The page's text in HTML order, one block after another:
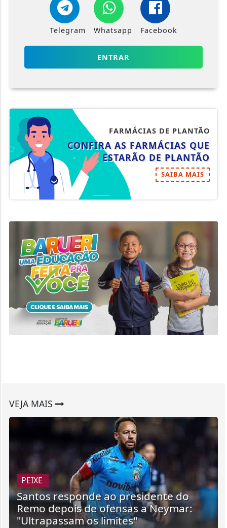
Telegram Whatsapp Facebook
ENTRAR
FARMÁCIAS DE PLANTÃO
CONFIRA AS FARMÁCIAS QUE
ESTARÃO DE PLANTÃO
SAIBA MAIS
VEJA MAIS
PEIXE
Santos responde ao presidente do
Remo depois de ofensas a Neymar:
"Ultrapassam os limites"